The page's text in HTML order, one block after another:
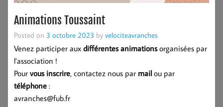
Animations Toussaint
Posted on 3 octobre 2023 by velociteavranches
Venez participer aux différentes animationsorganisées par
l’association !
Pour vous inscrire, contactez nous par mail ou par
téléphone :
avranches@fub.fr